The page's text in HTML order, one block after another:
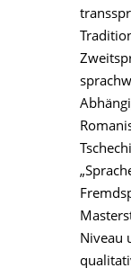
Niveau